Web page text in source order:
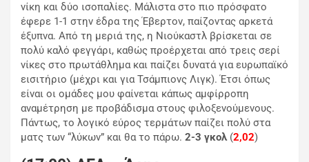
νίκη και δύο ισοπαλίες. Μάλιστα στο πιο πρόσφατο
έφερε 1-1 στην έδρα της Έβερτον, παίζοντας αρκετά
έξυπνα. Από τη μεριά της, η Νιούκαστλ βρίσκεται σε
πολύ καλό φεγγάρι, καθώς προέρχεται από τρεις σερί
νίκες στο πρωτάθλημα και παίζει δυνατά για ευρωπαϊκό
εισιτήριο (μέχρι και για Τσάμπιονς Λιγκ). Έτσι όπως
είναι οι ομάδες μου φαίνεται κάπως αμφίρροπη
αναμέτρηση με προβάδισμα στους φιλοξενούμενους.
Πάντως, το λογικό εύρος τερμάτων παίζει πολύ στα
ματς των “λύκων” και θα το πάρω. 2-3 γκολ(2,02)